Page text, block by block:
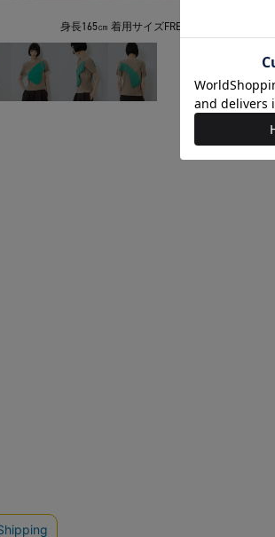
身長165㎝ 着用サイズFREE